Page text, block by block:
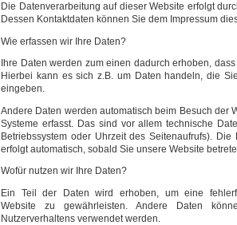
Die Datenverarbeitung auf dieser Website erfolgt
Dessen Kontaktdaten können Sie dem Impressum
Wie erfassen wir Ihre Daten?
Ihre Daten werden zum einen dadurch erhoben,
Hierbei kann es sich z.B. um Daten handeln, die
eingeben.
Andere Daten werden automatisch beim Besuch der
Systeme erfasst. Das sind vor allem technische
Betriebssystem oder Uhrzeit des Seitenaufrufs). Die
erfolgt automatisch, sobald Sie unsere Website
Wofür nutzen wir Ihre Daten?
Ein Teil der Daten wird erhoben, um eine
Website zu gewährleisten. Andere Daten
Nutzerverhaltens verwendet werden.